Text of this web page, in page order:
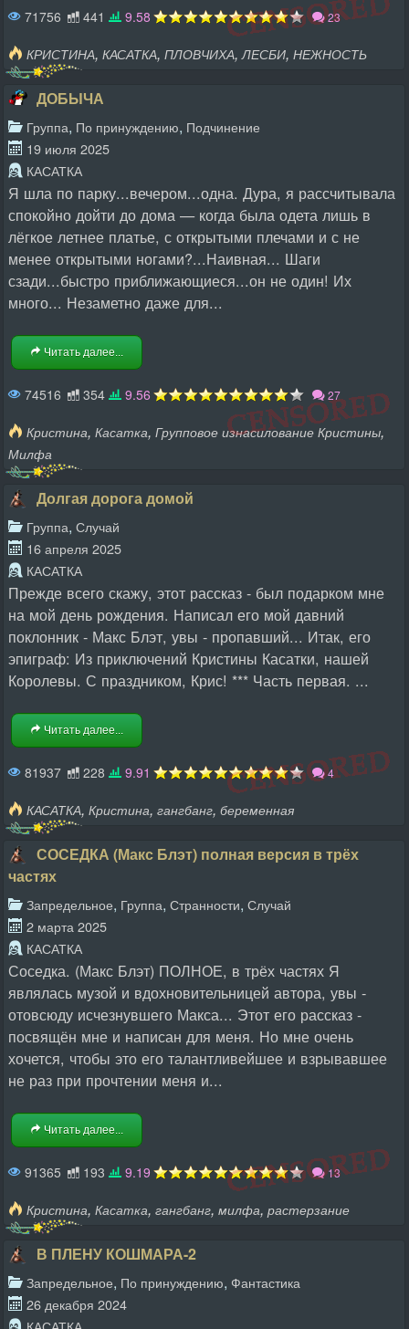
71756 441 9.58 23
КРИСТИНА, КАСАТКА, ПЛОВЧИХА,ЛЕСБИ, НЕЖНОСТЬ
ДОБЫЧА
Группа, По принуждению, Подчинение
19 июля 2025
КАСАТКА
Я шла по парку...вечером...одна. Дура, я рассчитывала
спокойно дойти до дома — когда была одета лишь в
лёгкое летнее платье, с открытыми плечами и с не
менее открытыми ногами?...Наивная... Шаги
сзади...быстро приближающиеся...он не один! Их
много... Незаметно даже для...
Читать далее...
74516 354 9.56 27
Кристина, Касатка, Групповое изнасилование Кристины,
Милфа
Долгая дорога домой
Группа, Случай
16 апреля 2025
КАСАТКА
Прежде всего скажу, этот рассказ - был подарком мне
на мой день рождения. Написал его мой давний
поклонник - Макс Блэт, увы - пропавший... Итак, его
эпиграф: Из приключений Кристины Касатки, нашей
Королевы. С праздником, Крис! *** Часть первая. ...
Читать далее...
81937 228 9.91 4
КАСАТКА, Кристина, гангбанг, беременная
СОСЕДКА (Макс Блэт) полная версия в трёх
частях
Запредельное, Группа, Странности, Случай
2 марта 2025
КАСАТКА
Соседка. (Макс Блэт) ПОЛНОЕ, в трёх частях Я
являлась музой и вдохновительницей автора, увы -
отовсюду исчезнувшего Макса... Этот его рассказ -
посвящён мне и написан для меня. Но мне очень
хочется, чтобы это его талантливейшее и взрывавшее
не раз при прочтении меня и...
Читать далее...
91365 193 9.19 13
Кристина, Касатка, гангбанг, милфа, растерзание
В ПЛЕНУ КОШМАРА-2
Запредельное, По принуждению, Фантастика
26 декабря 2024